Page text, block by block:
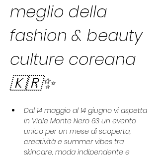
meglio della
fashion & beauty
culture coreana
🇰🇷✨
Dal 14 maggio al 14 giugno vi aspetta
in Viale Monte Nero 63 un evento
unico per un mese di scoperta,
creatività e summer vibes tra
skincare, moda indipendente e